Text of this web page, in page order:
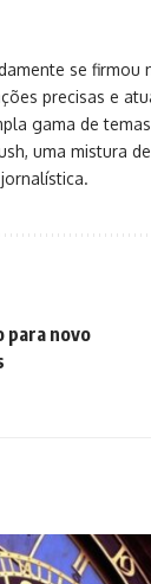
se
precisas e
gama de
uma mistura
para novo